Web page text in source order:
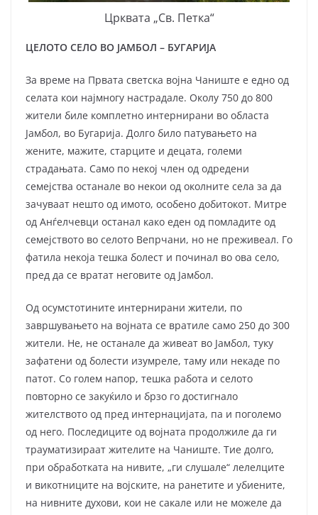
Црквата „Св. Петка“
ЦЕЛОТО СЕЛО ВО ЈАМБОЛ – БУГАРИЈА
За време на Првата светска војна Чаниште е едно од
селата кои најмногу настрадале. Околу 750 до 800
жители биле комплетно интернирани во областа
Јамбол, во Бугарија. Долго било патувањето на
жените, мажите, старците и децата, големи
страдањата. Само по некој член од одредени
семејства останале во некои од околните села за да
зачуваат нешто од имото, особено добитокот. Митре
од Анѓелчевци останал како еден од помладите од
семејството во селото Вепрчани, но не преживеал. Го
фатила некоја тешка болест и починал во ова село,
пред да се вратат неговите од Јамбол.
Од осумстотините интернирани жители, по
завршувањето на војната се вратиле само 250 до 300
жители. Не, не останале да живеат во Јамбол, туку
зафатени од болести изумреле, таму или некаде по
патот. Со голем напор, тешка работа и селото
повторно се закуќило и брзо го достигнало
жителството од пред интернацијата, па и поголемо
од него. Последиците од војната продолжиле да ги
трауматизираат жителите на Чаниште. Тие долго,
при обработката на нивите, „ги слушале“ лелелците
и викотниците на војските, на ранетите и убиените,
на нивните духови, кои не сакале или не можеле да